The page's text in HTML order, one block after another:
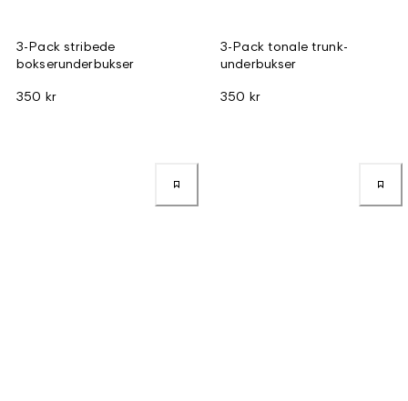
3-Pack stribede
bokserunderbukser
350 kr
3-Pack tonale trunk-
underbukser
350 kr